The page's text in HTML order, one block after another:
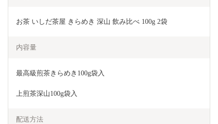
お茶 いしだ茶屋 きらめき 深山 飲み比べ 100g 2袋
内容量
最高級煎茶きらめき100g袋入
上煎茶深山100g袋入
配送方法